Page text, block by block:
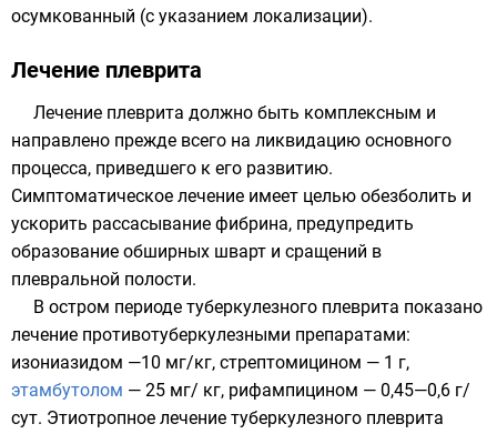
осумкованный (с указанием локализации).
Лечение плеврита
Лечение плеврита должно быть комплексным и
направлено прежде всего на ликвидацию основного
процесса, приведшего к его развитию.
Симптоматическое лечение имеет целью обезболить и
ускорить рассасывание фибрина, предупредить
образование обширных шварт и сращений в
плевральной полости.
В остром периоде туберкулезного плеврита показано
лечение противотуберкулезными препаратами:
изониазидом —10 мг/кг, стрептомицином — 1 г,
этамбутолом — 25 мг/ кг, рифампицином — 0,45—0,6 г/
сут. Этиотропное лечение туберкулезного плеврита